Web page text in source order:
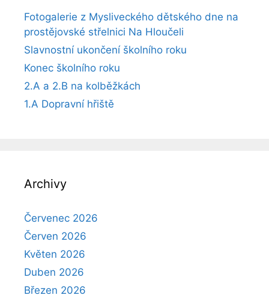
Fotogalerie z Mysliveckého dětského dne na
prostějovské střelnici Na Hloučeli
Slavnostní ukončení školního roku
Konec školního roku
2.A a 2.B na kolběžkách
1.A Dopravní hřiště
Archivy
Červenec 2026
Červen 2026
Květen 2026
Duben 2026
Březen 2026